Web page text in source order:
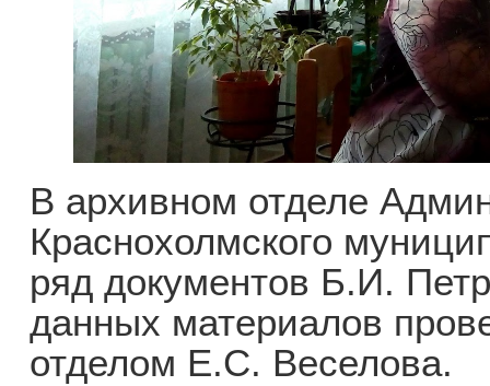
В архивном отделе
Краснохолмского
ряд документов Б.И.
данных материалов
отделом Е.С. Веселова.